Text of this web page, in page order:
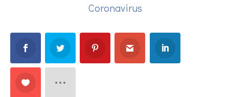
Coronavirus